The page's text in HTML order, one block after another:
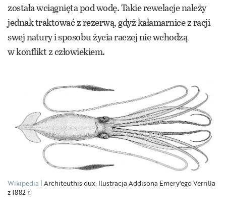
została wciągnięta pod wodę. Takie rewelacje należy
jednak traktować z rezerwą, gdyż kałamarnice z racji
swej natury i sposobu życia raczej nie wchodzą
w konflikt z człowiekiem.
Wikipedia Architeuthis dux. Ilustracja Addisona Emery'ego Verrilla
z 1882 r.